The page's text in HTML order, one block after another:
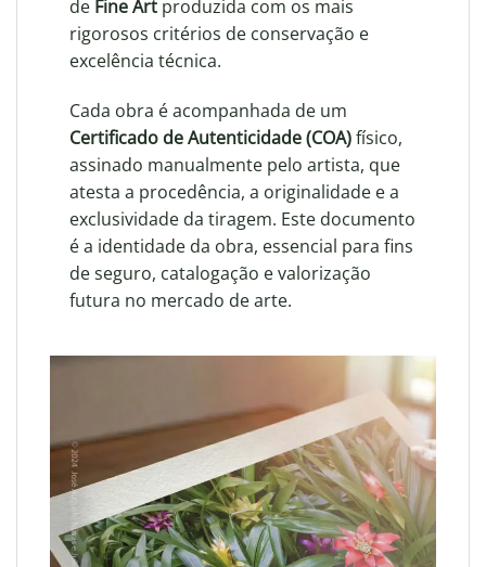
de Fine Artproduzida com os mais
rigorosos critérios de conservação e
excelência técnica.
Cada obra é acompanhada de um
Certificado de Autenticidade (COA)físico,
assinado manualmente pelo artista, que
atesta a procedência, a originalidade e a
exclusividade da tiragem. Este documento
é a identidade da obra, essencial para fins
de seguro, catalogação e valorização
futura no mercado de arte.